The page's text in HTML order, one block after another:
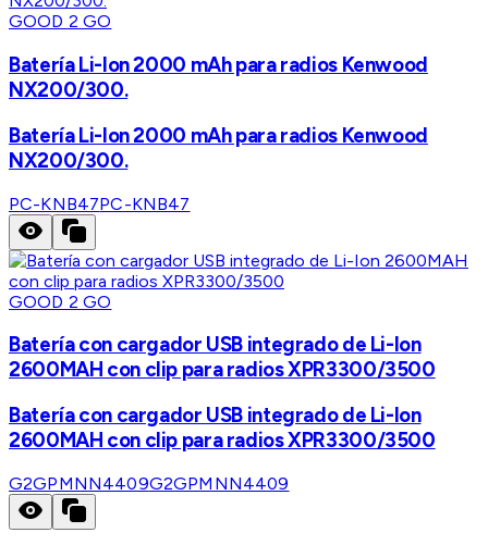
GOOD 2 GO
Batería Li-Ion 2000 mAh para radios Kenwood
NX200/300.
Batería Li-Ion 2000 mAh para radios Kenwood
NX200/300.
PC-KNB47PC-KNB47
GOOD 2 GO
Batería con cargador USB integrado de Li-Ion
2600MAH con clip para radios XPR3300/3500
Batería con cargador USB integrado de Li-Ion
2600MAH con clip para radios XPR3300/3500
G2GPMNN4409G2GPMNN4409